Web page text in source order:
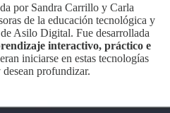
por Sandra Carrillo y Carla
de la educación tecnológica y
Asilo Digital. Fue desarrollada
interactivo, práctico e
iniciarse en estas tecnologías
profundizar.